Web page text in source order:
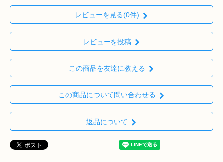
レビューを見る(0件)
レビューを投稿
この商品を友達に教える
この商品について問い合わせる
返品について